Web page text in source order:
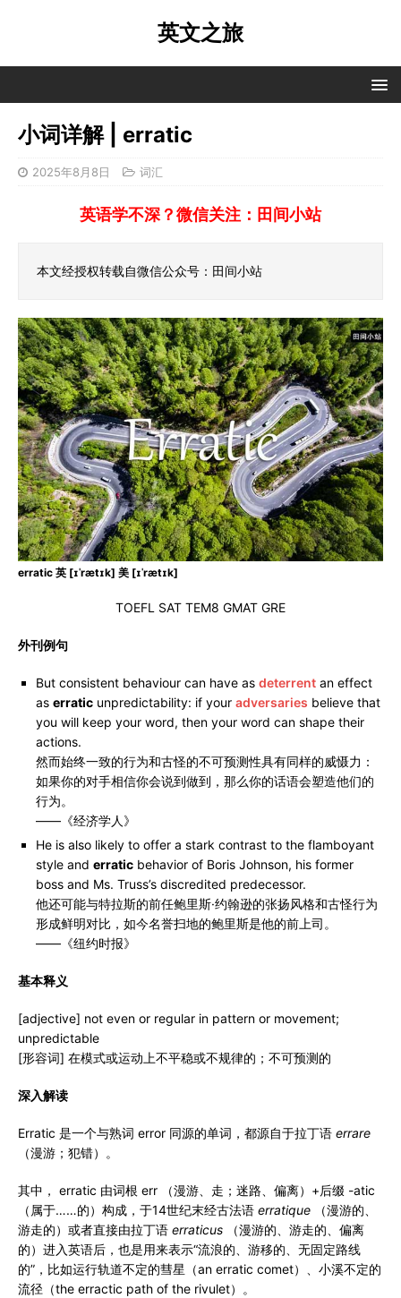
英文之旅
小词详解 | erratic
2025年8月8日 词汇
英语学不深？微信关注：田间小站
本文经授权转载自微信公众号：田间小站
erratic 英 [ɪˈrætɪk] 美 [ɪˈrætɪk]
TOEFL SAT TEM8 GMAT GRE
外刊例句
But consistent behaviour can have as deterrent an effect
as erratic unpredictability: if your adversaries believe that
you will keep your word, then your word can shape their
actions.
然而始终一致的行为和古怪的不可预测性具有同样的威慑力：
如果你的对手相信你会说到做到，那么你的话语会塑造他们的
行为。
——《经济学人》
He is also likely to offer a stark contrast to the flamboyant
style and erratic behavior of Boris Johnson, his former
boss and Ms. Truss’s discredited predecessor.
他还可能与特拉斯的前任鲍里斯·约翰逊的张扬风格和古怪行为
形成鲜明对比，如今名誉扫地的鲍里斯是他的前上司。
——《纽约时报》
基本释义
[adjective] not even or regular in pattern or movement;
unpredictable
[形容词] 在模式或运动上不平稳或不规律的；不可预测的
深入解读
Erratic 是一个与熟词 error 同源的单词，都源自于拉丁语 errare
（漫游；犯错）。
其中， erratic 由词根 err （漫游、走；迷路、偏离）+后缀 -atic
（属于……的）构成，于14世纪末经古法语 erratique （漫游的、
游走的）或者直接由拉丁语 erraticus （漫游的、游走的、偏离
的）进入英语后，也是用来表示“流浪的、游移的、无固定路线
的”，比如运行轨道不定的彗星（an erratic comet）、小溪不定的
流径（the erractic path of the rivulet）。